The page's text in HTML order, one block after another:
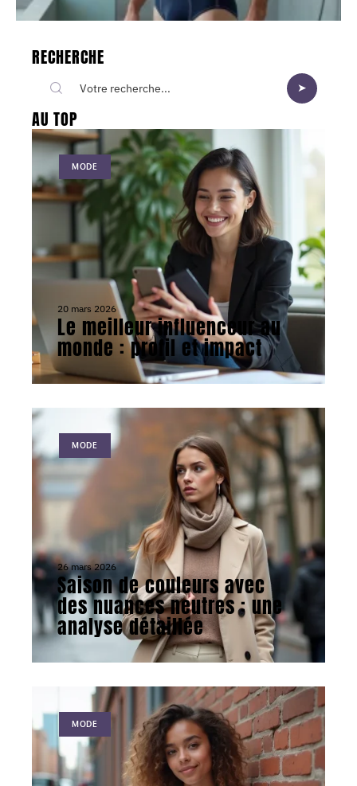
RECHERCHE
AU TOP
MODE
20 mars 2026
Le meilleur influenceur au
monde : profil et impact
MODE
26 mars 2026
Saison de couleurs avec
des nuances neutres : une
analyse détaillée
MODE